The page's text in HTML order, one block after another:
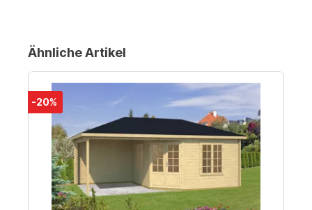
Ähnliche Artikel
-20%